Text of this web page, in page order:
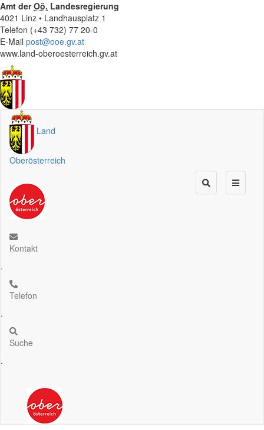
Amt derOö. Landesregierung
4021 Linz • Landhausplatz 1
Telefon (+43 732) 77 20-0
E-Mail post@ooe.gv.at
www.land-oberoesterreich.gv.at
Land
Oberösterreich
Kontakt
.
Telefon
.
Suche
.